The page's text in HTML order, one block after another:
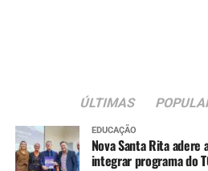
institucional.
ÚLTIMAS
EDUCAÇÃO
Nova Santa Rita adere
integrar programa do